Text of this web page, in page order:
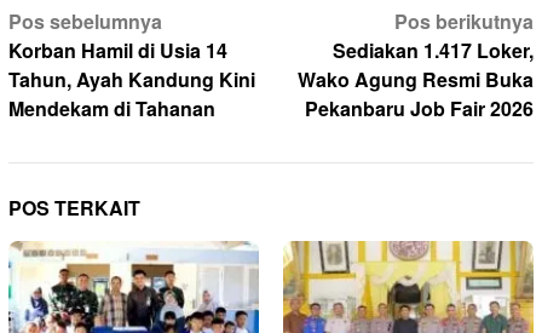
Navigasi
pos
Pos sebelumnya
Korban Hamil di Usia 14
Tahun, Ayah Kandung Kini
Mendekam di Tahanan
Pos berikutnya
Sediakan 1.417 Loker,
Wako Agung Resmi Buka
Pekanbaru Job Fair 2026
POS TERKAIT